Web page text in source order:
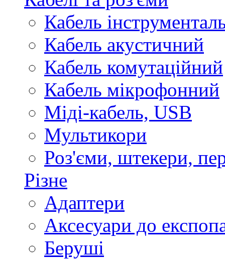
Кабель
Кабель акустичний
Кабель комутаційний
Кабель мікрофонний
Міді-кабель, USB
Мультикори
Роз'єми, штекери,
Різне
Адаптери
Аксесуари до
Беруші